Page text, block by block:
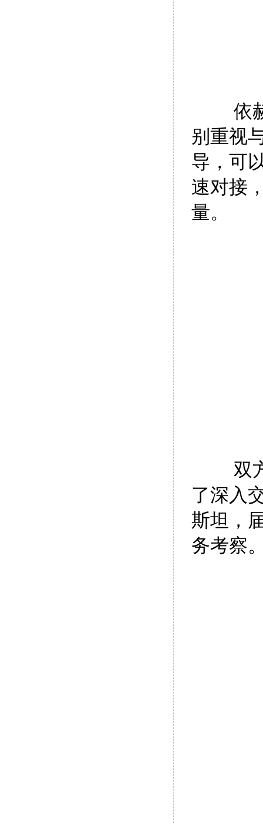
依
别重视
导，可
速对接
量。
双
了深入
斯坦，
务考察